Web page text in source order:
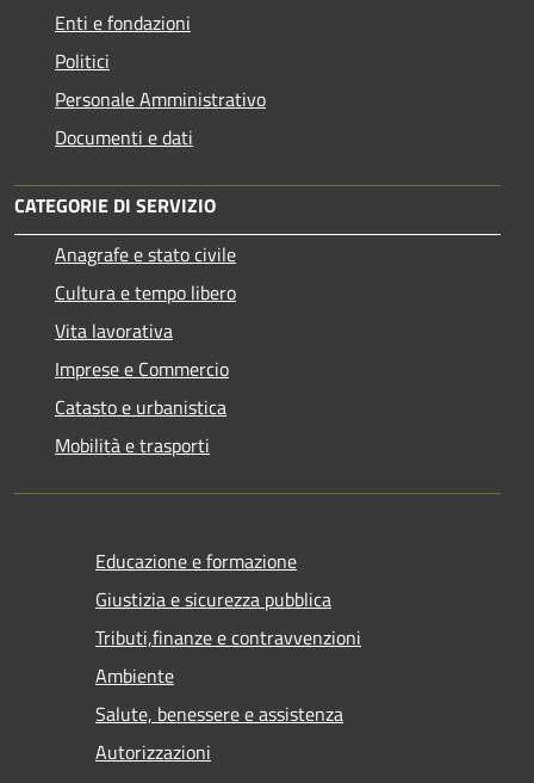
Enti e fondazioni
Politici
Personale Amministrativo
Documenti e dati
CATEGORIE DI SERVIZIO
Anagrafe e stato civile
Cultura e tempo libero
Vita lavorativa
Imprese e Commercio
Catasto e urbanistica
Mobilità e trasporti
Educazione e formazione
Giustizia e sicurezza pubblica
Tributi,finanze e contravvenzioni
Ambiente
Salute, benessere e assistenza
Autorizzazioni